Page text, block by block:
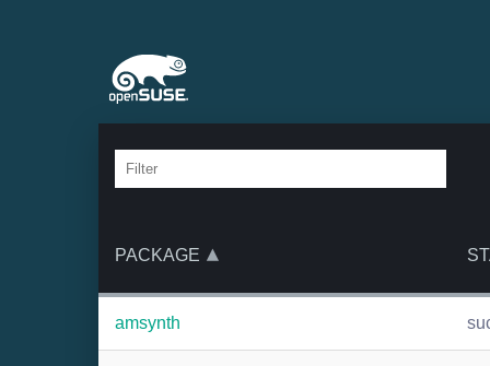
PACKAGE
amsynth